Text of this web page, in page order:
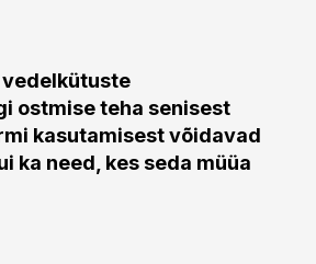
vedelkütuste
ostmise teha senisest
kasutamisest võidavad
ka need, kes seda müüa